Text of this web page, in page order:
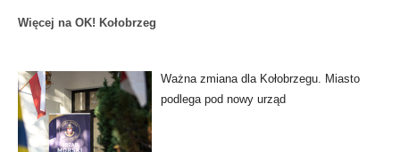
Więcej na OK! Kołobrzeg
Ważna zmiana dla Kołobrzegu. Miasto
podlega pod nowy urząd